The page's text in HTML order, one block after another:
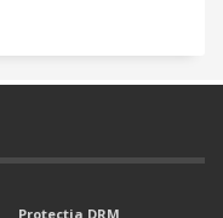
Protectia DRM